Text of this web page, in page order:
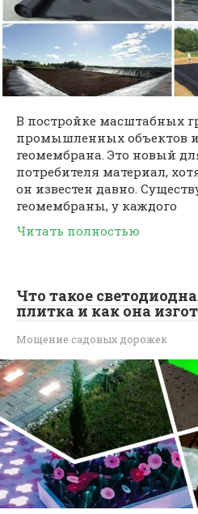
В постройке масштабных
промышленных объектов
геомембрана. Это новый
потребителя материал,
он известен давно.
геомембраны, у каждого
Читать полностью
Что такое
плитка и как она
Мощение садовых дорожек